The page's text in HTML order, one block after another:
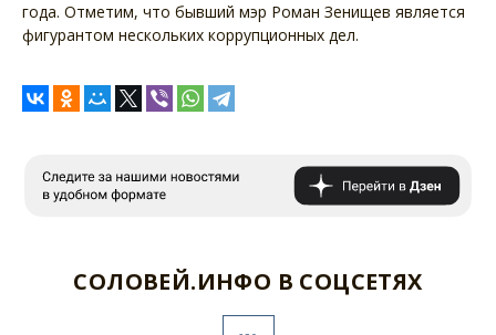
года. Отметим, что бывший мэр Роман Зенищев является
фигурантом нескольких коррупционных дел.
СОЛОВЕЙ.ИНФО В СОЦСЕТЯХ